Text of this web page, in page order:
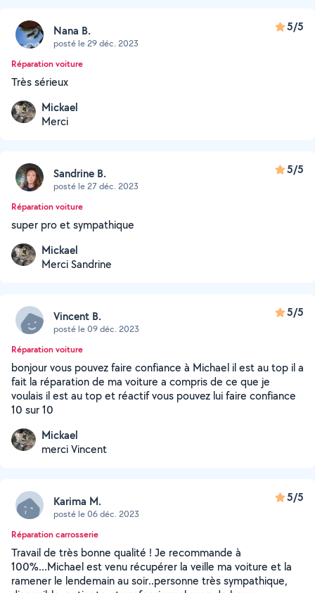
Nana B.
posté le 29 déc. 2023
5/5
Réparation voiture
Très sérieux
Mickael
Merci
Sandrine B.
posté le 27 déc. 2023
5/5
Réparation voiture
super pro et sympathique
Mickael
Merci Sandrine
Vincent B.
posté le 09 déc. 2023
5/5
Réparation voiture
bonjour vous pouvez faire confiance à Michael il est au top il a
fait la réparation de ma voiture a compris de ce que je
voulais il est au top et réactif vous pouvez lui faire confiance
10 sur 10
Mickael
merci Vincent
Karima M.
posté le 06 déc. 2023
5/5
Réparation carrosserie
Travail de très bonne qualité ! Je recommande à
100%...Michael est venu récupérer la veille ma voiture et la
ramener le lendemain au soir..personne très sympathique,